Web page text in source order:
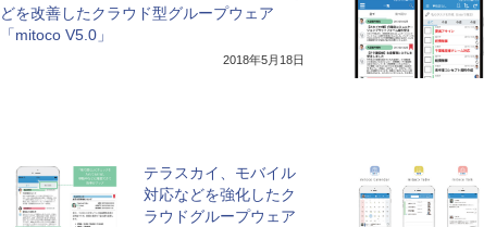
どを改善したクラウド型グループウェア
「mitoco V5.0」
2018年5月18日
テラスカイ、モバイル
対応などを強化したク
ラウドグループウェア